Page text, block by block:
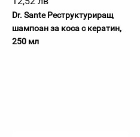
Dr. Sante Реструктуриращ
шампоан за коса с кератин,
250 мл